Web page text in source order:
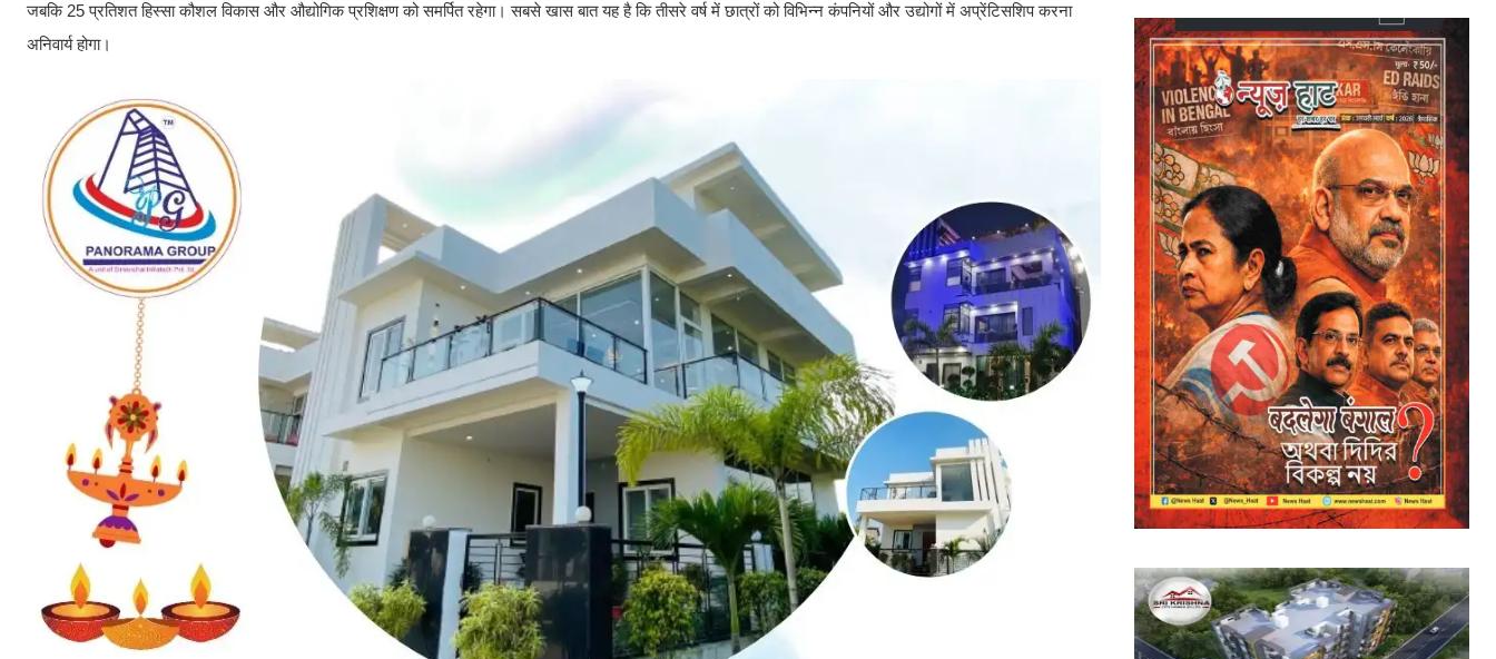
जबकि 25 प्रतिशत हिस्सा कौशल विकास और औद्योगिक प्रशिक्षण को समर्पित रहेगा। सबसे खास बात यह है कि तीसरे वर्ष में छात्रों को विभिन्न कंपनियों और उद्योगों में अप्रेंटिसशिप करना
अनिवार्य होगा।